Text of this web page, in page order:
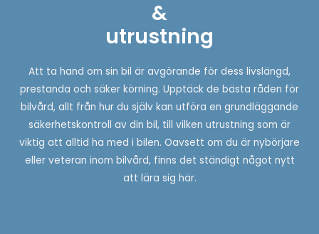
&
utrustning
Att ta hand om sin bil är avgörande för dess livslängd,
prestanda och säker körning. Upptäck de bästa råden för
bilvård, allt från hur du själv kan utföra en grundläggande
säkerhetskontroll av din bil, till vilken utrustning som är
viktig att alltid ha med i bilen. Oavsett om du är nybörjare
eller veteran inom bilvård, finns det ständigt något nytt
att lära sig här.